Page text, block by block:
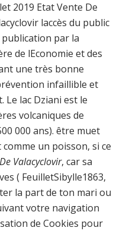
2019 Etat Vente De
laccès du public
publication par la
de lEconomie et des
une très bonne
infaillible et
Le lac Dziani est le
volcaniques de
000 ans). être muet
un poisson, si ce
Valacyclovir, car sa
( FeuilletSibylle1863,
la part de ton mari ou
votre navigation
de Cookies pour